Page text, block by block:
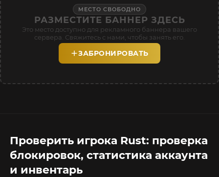
МЕСТО СВОБОДНО
РАЗМЕСТИТЕ БАННЕР ЗДЕСЬ
Это место доступно для рекламного баннера вашего
сервера. Свяжитесь с нами, чтобы занять его.
ЗАБРОНИРОВАТЬ
Проверить игрока Rust: проверка
блокировок, статистика аккаунта
и инвентарь